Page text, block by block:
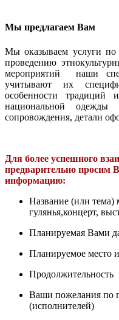
Мы предлагаем Вам
Мы оказываем услуги по
проведению
мероприятий наши
учитывают их
особенности традиций
национальной
сопровождения, детали
Для более успешного
предварительно просим
информацию:
Название (или тема)
гулянья,концерт,
Планируемая Вами
Планируемое место
Продолжительность
Ваши пожелания по
(исполнителей)